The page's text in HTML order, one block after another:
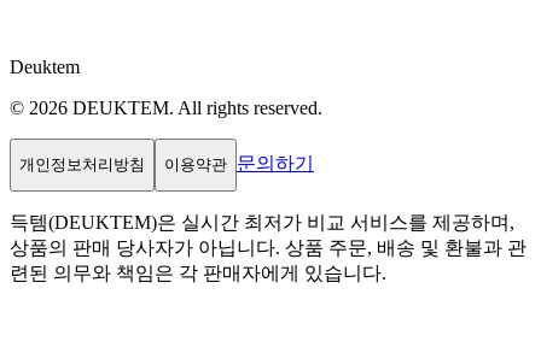
Deuktem
© 2026 DEUKTEM. All rights reserved.
개인정보처리방침 이용약관 문의하기
득템(DEUKTEM)은 실시간 최저가 비교 서비스를 제공하며,
상품의 판매 당사자가 아닙니다. 상품 주문, 배송 및 환불과 관
련된 의무와 책임은 각 판매자에게 있습니다.